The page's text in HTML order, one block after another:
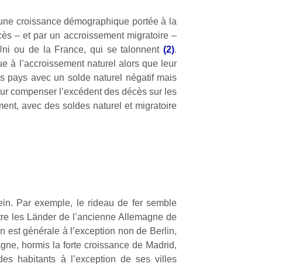
croissance démographique portée à la
– et par un accroissement migratoire –
ou de la France, qui se talonnent (2).
à l’accroissement naturel alors que leur
pays avec un solde naturel négatif mais
compenser l’excédent des décès sur les
avec des soldes naturel et migratoire
Par exemple, le rideau de fer semble
les Länder de l’ancienne Allemagne de
est générale à l’exception non de Berlin,
hormis la forte croissance de Madrid,
habitants à l’exception de ses villes